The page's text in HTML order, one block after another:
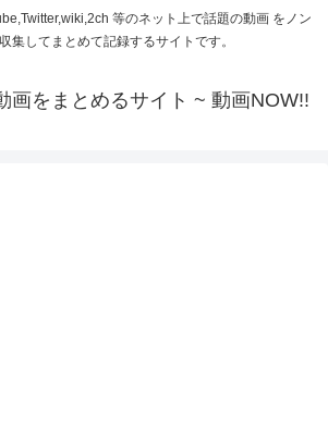
等のネット上で話題の動画 をノン
集してまとめて記録するサイトです。
画をまとめるサイト ~ 動画NOW!!